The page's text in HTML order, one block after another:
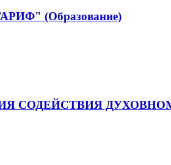
(Образование)
СОДЕЙСТВИЯ